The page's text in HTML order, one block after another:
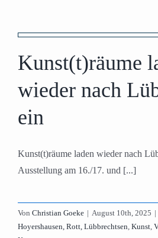
Kunst(t)räume
wieder nach
ein
Kunst(t)räume laden wieder nach
Ausstellung am 16./17. und [...]
Von Christian Goeke | August 10th, 2025 |
Hoyershausen, Rott, Lübbrechtsen, Kunst,